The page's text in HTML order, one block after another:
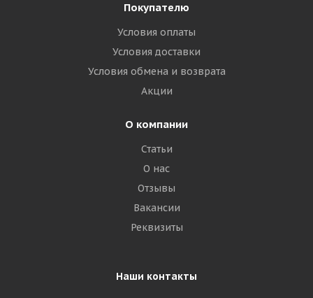
Покупателю
Условия оплаты
Условия доставки
Условия обмена и возврата
Акции
О компании
Статьи
О нас
Отзывы
Вакансии
Реквизиты
Наши контакты